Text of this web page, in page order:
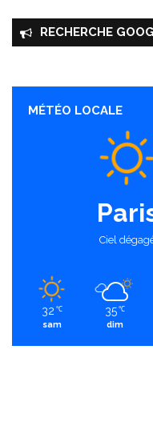
RECHERCHE
MÉTÉO LOCALE
Ciel
32 ℃
sam
35 ℃
dim